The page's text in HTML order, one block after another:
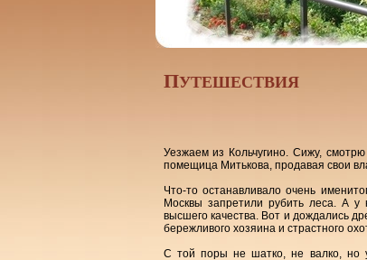
ПУТЕШЕСТВИЯ
Уезжаем из Кольчугино. Сижу,
помещица Митькова, продавая свои
Что-то останавливало очень
Москвы запретили рубить леса. А у
высшего качества. Вот и дождались
бережливого хозяина и страстного
С той поры не шатко, не валко, но